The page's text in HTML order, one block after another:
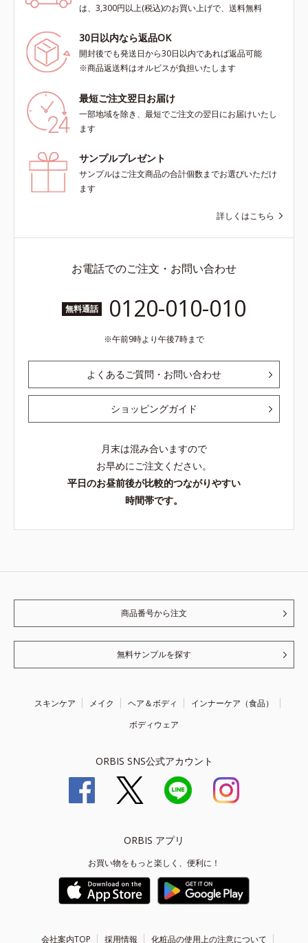
は、3,300円以上(税込)のお買い上げで、送料無料
30日以内なら返品OK
開封後でも発送日から30日以内であれば返品可能
※商品返送料はオルビスが負担いたします
最短ご注文翌日お届け
一部地域を除き、最短でご注文の翌日にお届けいたし
ます
サンプルプレゼント
サンプルはご注文商品の合計個数までお選びいただけ
ます
詳しくはこちら
お電話でのご注文・お問い合わせ
無料通話 0120-010-010
午前9時より午後7時まで
よくあるご質問・お問い合わせ
ショッピングガイド
月末は混み合いますので
お早めにご注文ください。
平日のお昼前後が比較的つながりやすい
時間帯です。
商品番号から注文
無料サンプルを探す
スキンケア メイク ヘア＆ボディ
インナーケア（食品）
ボディウェア
ORBIS SNS公式アカウント
ORBIS アプリ
お買い物をもっと楽しく、便利に！
会社案内TOP 採用情報 化粧品の使用上の注意について